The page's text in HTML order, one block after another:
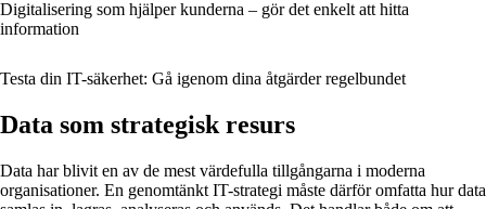
Digitalisering som hjälper kunderna – gör det enkelt att hitta
information
Testa din IT-säkerhet: Gå igenom dina åtgärder regelbundet
Data som strategisk resurs
Data har blivit en av de mest värdefulla tillgångarna i moderna
organisationer. En genomtänkt IT-strategi måste därför omfatta hur data